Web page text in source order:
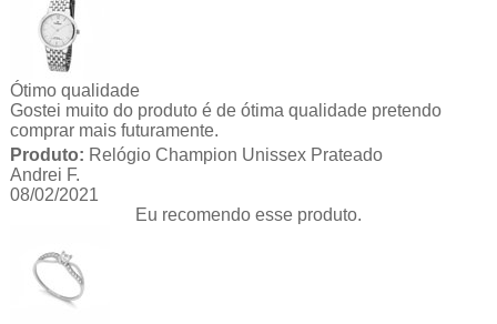
Ótimo qualidade
Gostei muito do produto é de ótima qualidade pretendo
comprar mais futuramente.
Produto: Relógio Champion Unissex Prateado
Andrei F.
08/02/2021
Eu recomendo esse produto.